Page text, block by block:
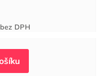
bez DPHcena: